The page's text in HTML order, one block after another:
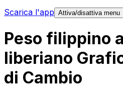
Scarica l'app Attiva/disattiva menu
Peso filippino
liberiano
di Cambio